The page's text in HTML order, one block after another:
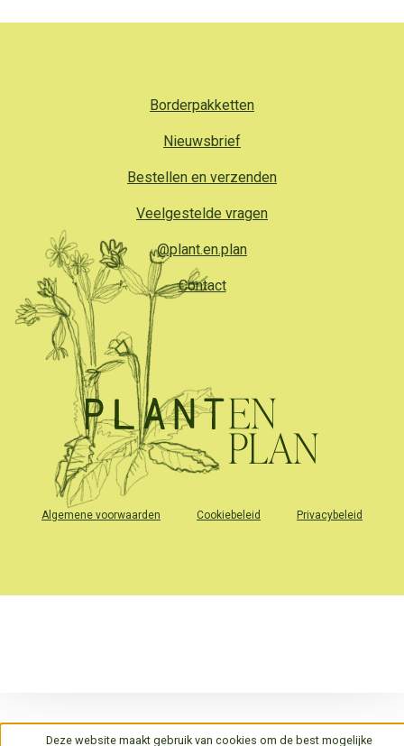
Borderpakketten
Nieuwsbrief
Bestellen en verzenden
Veelgestelde vragen
@plant.en.plan
Contact
Algemene voorwaarden Cookiebeleid Privacybeleid
Deze website maakt gebruik van cookies om de best mogelijke